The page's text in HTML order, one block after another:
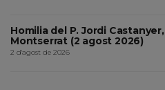
Homilia del P. Jordi
Montserrat (2 agost 2026)
2 d'agost de 2026